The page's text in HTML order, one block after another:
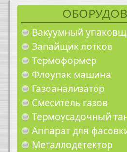
Вакуумный
Запайщик лотков
Термоформер
Флоупак машина
Газоанализатор
Смеситель газов
Термоусадочный
Аппарат для
Металлодетектор